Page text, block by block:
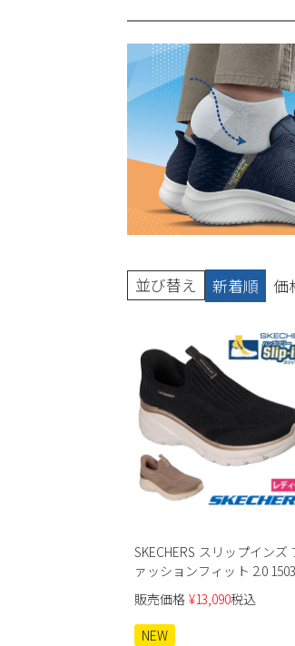
スニーカー
ローファー
ビジネス・ド
ローファー
スクール
フォーマル
ブーツ
ビジネスバッグ
並び替え 新着順 価
SKECHERS スリップインズ
ァッションフィット 2.0
販売価格 ¥13,090税込
NEW